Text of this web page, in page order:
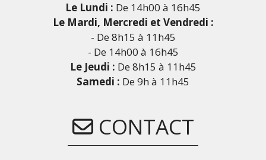
Le Lundi : De 14h00 à 16h45
Le Mardi, Mercredi et Vendredi :
- De 8h15 à 11h45
- De 14h00 à 16h45
Le Jeudi : De 8h15 à 11h45
Samedi : De 9h à 11h45
CONTACT